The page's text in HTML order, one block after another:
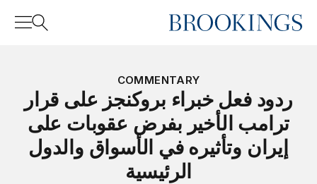
Home
Search
COMMENTARY
ردود فعل خبراء بروكنجز على قرار
ترامب الأخير بفرض عقوبات على
إيران وتأثيره في الأسواق والدول
الرئيسية